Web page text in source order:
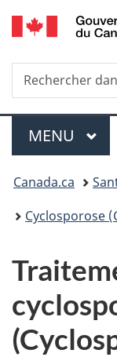
Rechercher
dans
Menu
MENU
Vous
êtes
Canada.ca
Cyclosporose